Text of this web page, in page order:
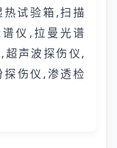
试验箱,扫描
仪,拉曼光谱
声波探伤仪,
伤仪,渗透检